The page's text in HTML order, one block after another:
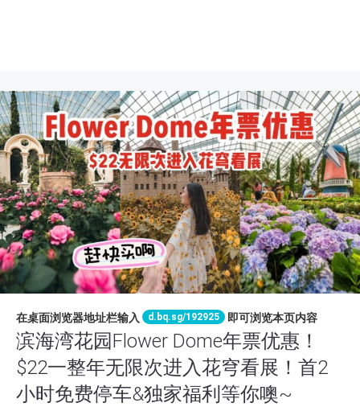
在桌面浏览器地址栏输入 d.bq.sg/192925 即可浏览本页内容
滨海湾花园Flower Dome年票优惠！
$22一整年无限次进入花穹看展！首2
小时免费停车&独家福利等你噢~